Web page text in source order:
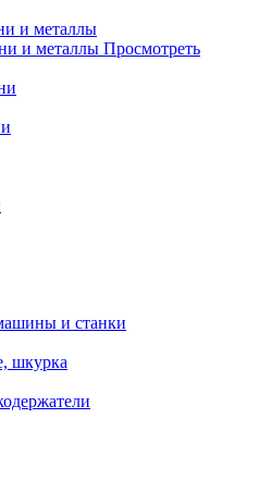
и металлы
и металлы Просмотреть
и станки
шкурка